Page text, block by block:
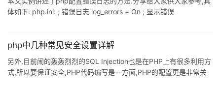
认设置. open_based
体如下: php.ini: ; 错误日志 log_errors = On ; 显示错误
error_reporting = E_ALL&~E_NOTICE php-fpm.conf: [global] ;
php中几种常见安全设置详解
另外,目前闹的轰轰烈烈的SQL Injection也是在PHP上有很多利用方
式,所以要保证安全,PHP代码编写是一方面,PHP的配置更是非常关